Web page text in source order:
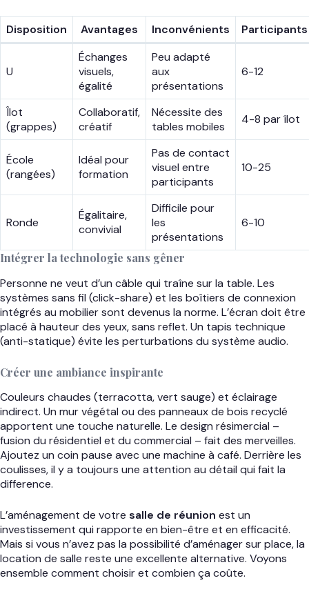
Disposition Avantages Inconvénients Participants
U
Échanges
visuels,
égalité
Peu adapté
aux
présentations
6-12
Îlot
(grappes)
Collaboratif,
créatif
Nécessite des
tables mobiles
4-8 par îlot
École
(rangées)
Idéal pour
formation
Pas de contact
visuel entre
participants
10-25
Ronde
Égalitaire,
convivial
Difficile pour
les
présentations
6-10
Intégrer la technologie sans gêner
Personne ne veut d’un câble qui traîne sur la table. Les
systèmes sans fil (click-share) et les boîtiers de connexion
intégrés au mobilier sont devenus la norme. L’écran doit être
placé à hauteur des yeux, sans reflet. Un tapis technique
(anti-statique) évite les perturbations du système audio.
Créer une ambiance inspirante
Couleurs chaudes (terracotta, vert sauge) et éclairage
indirect. Un mur végétal ou des panneaux de bois recyclé
apportent une touche naturelle. Le design résimercial –
fusion du résidentiel et du commercial – fait des merveilles.
Ajoutez un coin pause avec une machine à café. Derrière les
coulisses, il y a toujours une attention au détail qui fait la
difference.
L’aménagement de votre salle de réunion est un
investissement qui rapporte en bien-être et en efficacité.
Mais si vous n’avez pas la possibilité d’aménager sur place, la
location de salle reste une excellente alternative. Voyons
ensemble comment choisir et combien ça coûte.